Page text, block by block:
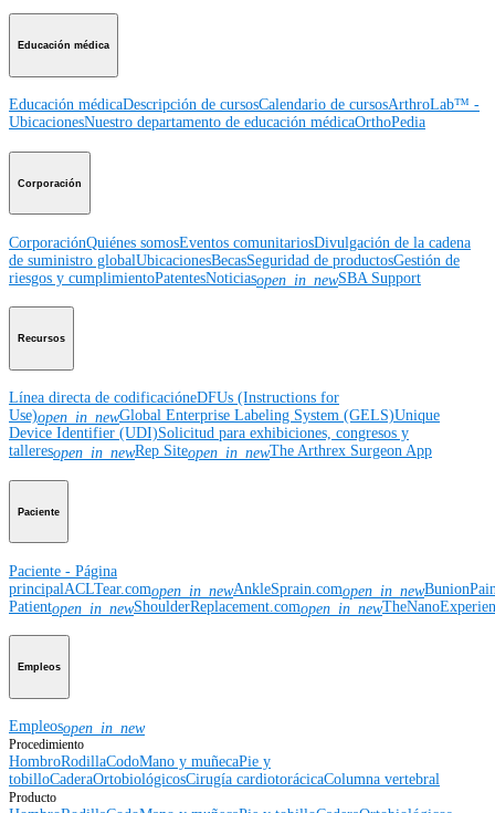
Educación médica
Educación médicaDescripción de cursosCalendario de cursosArthroLab™ -
UbicacionesNuestro departamento de educación médicaOrthoPedia
Corporación
CorporaciónQuiénes somosEventos comunitariosDivulgación de la cadena
de suministro globalUbicacionesBecasSeguridad de productosGestión de
riesgos y cumplimientoPatentesNoticiasopen_in_newSBA Support
Recursos
Línea directa de codificacióneDFUs (Instructions for
Use)open_in_newGlobal Enterprise Labeling System (GELS)Unique
Device Identifier (UDI)Solicitud para exhibiciones, congresos y
talleresopen_in_newRep Siteopen_in_newThe Arthrex Surgeon App
Paciente
Paciente - Página
principal ACLTear.comopen_in_newAnkleSprain.comopen_in_new
Patientopen_in_newShoulderReplacement.comopen_in_new
Empleos
Empleosopen_in_new
Procedimiento
HombroRodillaCodoMano y muñecaPie y
tobilloCaderaOrtobiológicosCirugía cardiotorácicaColumna vertebral
Producto